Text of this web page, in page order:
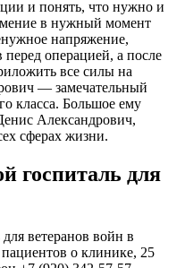
и понять, что нужно и
в нужный момент
напряжение,
перед операцией, а после
все силы на
— замечательный
класса. Большое ему
Александрович,
сферах жизни.
госпиталь для
ветеранов войн в
о клинике, 25